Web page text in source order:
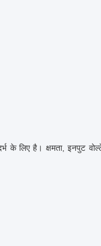
के लिए है। क्षमता, इनपुट